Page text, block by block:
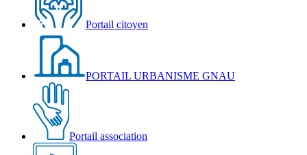
Portail citoyen
PORTAIL URBANISME GNAU
Portail association